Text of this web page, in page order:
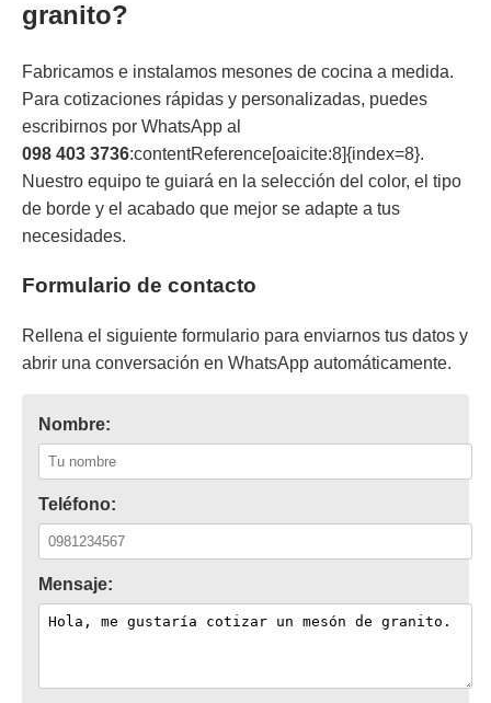
granito?
Fabricamos e instalamos mesones de cocina a medida.
Para cotizaciones rápidas y personalizadas, puedes
escribirnos por WhatsApp al
098 403 3736:contentReference[oaicite:8]{index=8}.
Nuestro equipo te guiará en la selección del color, el tipo
de borde y el acabado que mejor se adapte a tus
necesidades.
Formulario de contacto
Rellena el siguiente formulario para enviarnos tus datos y
abrir una conversación en WhatsApp automáticamente.
Nombre:
Teléfono:
Mensaje: